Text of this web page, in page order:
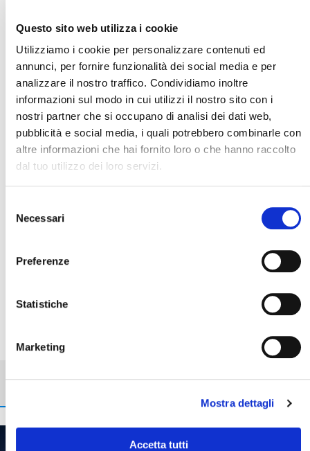
Questo sito web utilizza i cookie
Utilizziamo i cookie per personalizzare contenuti ed
annunci, per fornire funzionalità dei social media e per
analizzare il nostro traffico. Condividiamo inoltre
informazioni sul modo in cui utilizzi il nostro sito con i
nostri partner che si occupano di analisi dei dati web,
pubblicità e social media, i quali potrebbero combinarle con
altre informazioni che hai fornito loro o che hanno raccolto
dal tuo utilizzo dei loro servizi.
delNecessari
Preferenze
Statistiche
Marketing
Mostra dettagli
Accetta tutti
Hai qualche dubbio e vorresti qualche altra
informazione? Contattarci alla mail
info@blueberrytravel.it.
Non resta che preparare la valigia!
Scritto da:
e da allora non si è più fermata dando
sempre priorità alla scoperta del mondo.
Ama il Giappone ed i mondi artici, il suo
Potrebbe interessarti